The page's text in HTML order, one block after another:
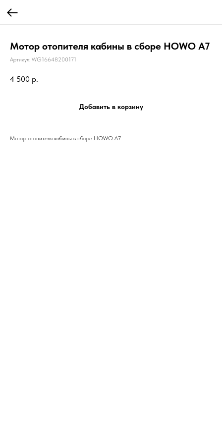
Мотор отопителя кабины в сборе HOWO A7
Артикул: WG16648200171
4 500 р.
Добавить в корзину
Мотор отопителя кабины в сборе HOWO A7